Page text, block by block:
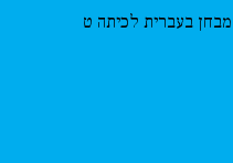
מבחן בעברית לכיתה ט